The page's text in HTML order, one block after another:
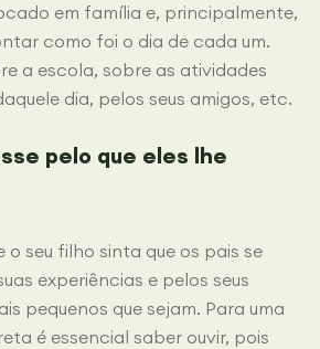
em família e, principalmente,
como foi o dia de cada um.
a escola, sobre as atividades
dia, pelos seus amigos, etc.
pelo que eles lhe
o seu filho sinta que os pais se
experiências e pelos seus
pequenos que sejam. Para uma
é essencial saber ouvir, pois